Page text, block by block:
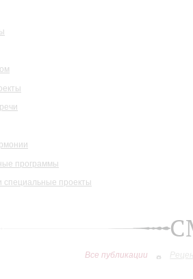
программы
специальные проекты
Все публикации